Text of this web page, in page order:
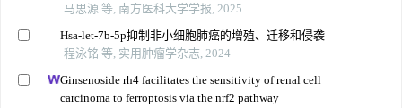
马思源 等, 南方医科大学学报, 2025
Hsa-let-7b-5p抑制非小细胞肺癌的增殖、迁移和侵袭
程泳铭 等, 实用肿瘤学杂志, 2024
Ginsenoside rh4 facilitates the sensitivity of renal cell
carcinoma to ferroptosis via the nrf2 pathway